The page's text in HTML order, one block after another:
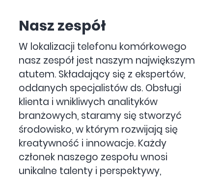
Nasz zespół
W lokalizacji telefonu komórkowego
nasz zespół jest naszym największym
atutem. Składający się z ekspertów,
oddanych specjalistów ds. Obsługi
klienta i wnikliwych analityków
branżowych, staramy się stworzyć
środowisko, w którym rozwijają się
kreatywność i innowacje. Każdy
członek naszego zespołu wnosi
unikalne talenty i perspektywy,